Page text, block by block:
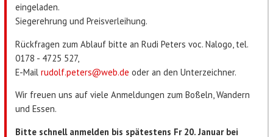
eingeladen.
Siegerehrung und Preisverleihung.
Rückfragen zum Ablauf bitte an Rudi Peters voc. Nalogo, tel.
0178 - 4725 527,
E-Mail rudolf.peters@web.de oder an den Unterzeichner.
Wir freuen uns auf viele Anmeldungen zum Boßeln, Wandern
und Essen.
Bitte schnell anmelden bis spätestens Fr 20. Januar bei